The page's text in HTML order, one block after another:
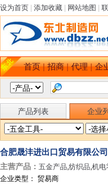
设为首页 添加收藏 网站地图
首页|招商|代理|企
产品列表 企业
合肥晟沣进出口贸易有限公司
主营产品： 五金产品,纺织品,机电
企业类型： 贸易商